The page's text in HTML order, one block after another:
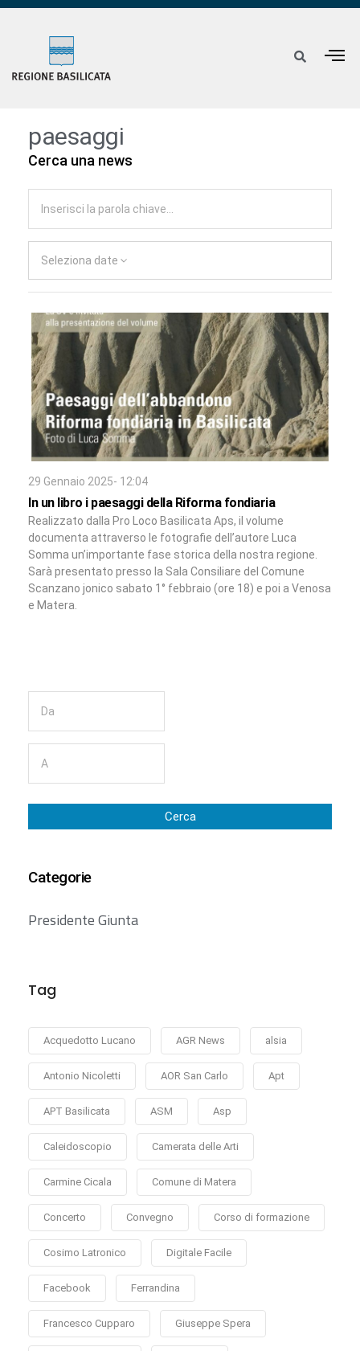
paesaggi
Cerca una news
Seleziona date
29 Gennaio 2025- 12:04
In un libro i paesaggi della Riforma fondiaria
Realizzato dalla Pro Loco Basilicata Aps, il volume
documenta attraverso le fotografie dell’autore Luca
Somma un’importante fase storica della nostra regione.
Sarà presentato presso la Sala Consiliare del Comune
Scanzano jonico sabato 1° febbraio (ore 18) e poi a Venosa
e Matera.
Cerca
Categorie
Presidente Giunta
Tag
Acquedotto Lucano AGR News alsia
Antonio Nicoletti AOR San Carlo Apt
APT Basilicata ASM Asp
Caleidoscopio Camerata delle Arti
Carmine Cicala Comune di Matera
Concerto Convegno Corso di formazione
Cosimo Latronico Digitale Facile
Facebook Ferrandina
Francesco Cupparo Giuseppe Spera